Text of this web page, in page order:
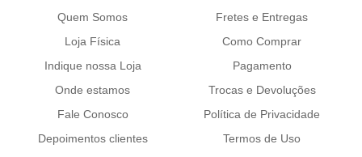
Quem Somos
Loja Física
Indique nossa Loja
Onde estamos
Fale Conosco
Depoimentos clientes
Fretes e Entregas
Como Comprar
Pagamento
Trocas e Devoluções
Política de Privacidade
Termos de Uso